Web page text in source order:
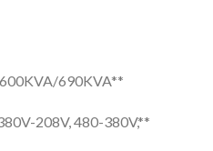
690KVA**
208V, 480-380V,**